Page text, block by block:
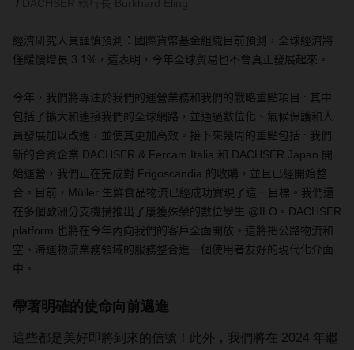
經濟研究人員謹慎預測：國際貨幣基金組織目前預測，全球經濟將
僅緩慢增長 3.1%，這表明，今年全球貿易也不會真正發展起來。
今年，我們將專注於我們的運營業務和我們的戰略重點項目 : 其中
包括了擴大和連接我們的全球網路，並通過數位化、氣候保護和人
員發展加以改進，並使其更加高效。接下來幾周的重點包括 : 我們
新的合資企業 DACHSER & Fercam Italia 和 DACHSER Japan 開
始運營，我們正在完成對 Frigoscandia 的收購，並且已經開始整
合。目前，Müller 生鮮食品物流已經成功實現了這一目標。我們還
在多個歐洲分支機搆推出了屢獲殊榮的數位孿生 @ILO。DACHSER
platform 也將在今年內向我們的客戶全面開放。這將把公路物流和
空、海運物流業務領域的服務整合進一個使用者友好的現代化介面
中。
帶著明確的使命向前邁進
這些都是美好即將到來的信號！此外，我們將在 2024 年繼